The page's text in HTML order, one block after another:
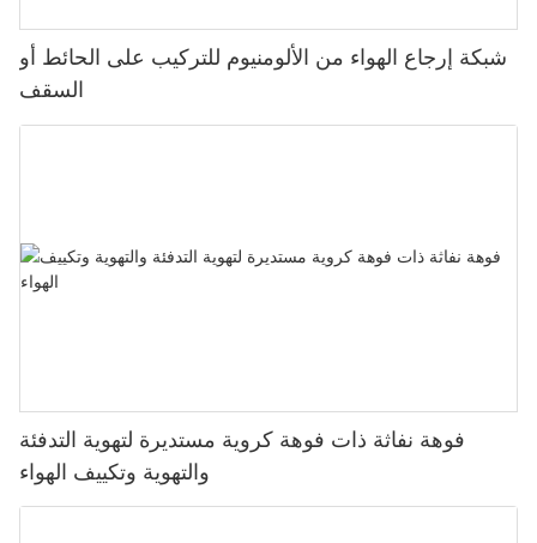
شبكة إرجاع الهواء من الألومنيوم للتركيب على الحائط أو
السقف
فوهة نفاثة ذات فوهة كروية مستديرة لتهوية التدفئة
والتهوية وتكييف الهواء